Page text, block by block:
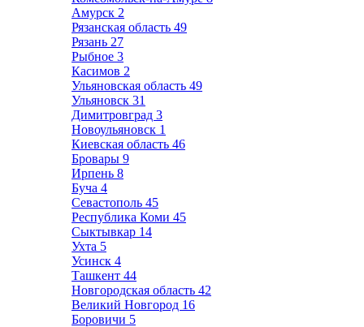
Амурск 2
Рязанская область 49
Рязань 27
Рыбное 3
Касимов 2
Ульяновская область 49
Ульяновск 31
Димитровград 3
Новоульяновск 1
Киевская область 46
Бровары 9
Ирпень 8
Буча 4
Севастополь 45
Республика Коми 45
Сыктывкар 14
Ухта 5
Усинск 4
Ташкент 44
Новгородская область 42
Великий Новгород 16
Боровичи 5